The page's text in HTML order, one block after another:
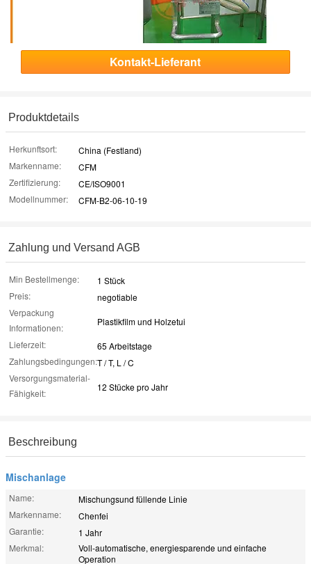
Kontakt-Lieferant
Produktdetails
Herkunftsort:
China (Festland)
Markenname:
CFM
Zertifizierung:
CE/ISO9001
Modellnummer:
CFM-B2-06-10-19
Zahlung und Versand AGB
Min Bestellmenge:
1 Stück
Preis:
negotiable
Verpackung
Informationen:
Plastikfilm und Holzetui
Lieferzeit:
65 Arbeitstage
Zahlungsbedingungen:T / T, L / C
Versorgungsmaterial-
Fähigkeit:
12 Stücke pro Jahr
Beschreibung
Mischanlage
Name:
Mischungsund füllende Linie
Markenname:
Chenfei
Garantie:
1 Jahr
Merkmal:
Voll-automatische, energiesparende und einfache
Operation